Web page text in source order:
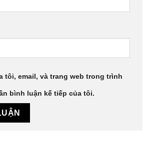
tôi, email, và trang web trong trình
bình luận kế tiếp của tôi.